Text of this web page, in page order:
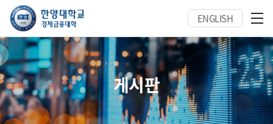
ENGLISH
게시판